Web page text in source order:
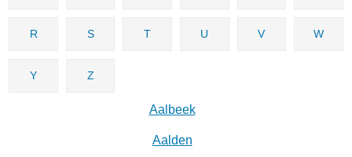
R S T U V W
Y Z
Aalbeek
Aalden